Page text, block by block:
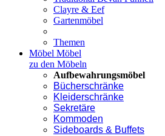
Clayre & Eef
Gartenmöbel
Themen
Möbel Möbel
zu den Möbeln
Aufbewahrungsmöbel
Bücherschränke
Kleiderschränke
Sekretäre
Kommoden
Sideboards & Buffets